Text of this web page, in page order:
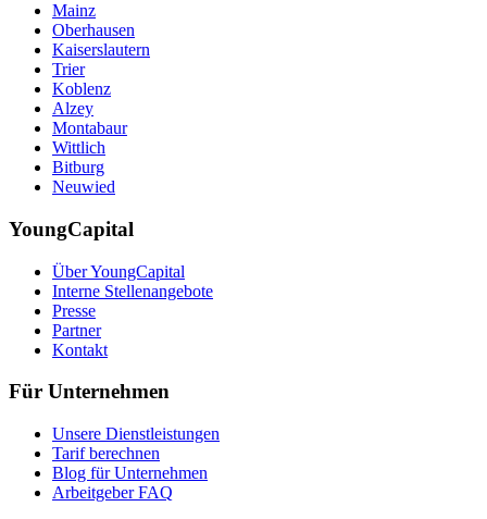
Mainz
Oberhausen
Kaiserslautern
Trier
Koblenz
Alzey
Montabaur
Wittlich
Bitburg
Neuwied
YoungCapital
Über YoungCapital
Interne Stellenangebote
Presse
Partner
Kontakt
Für Unternehmen
Unsere Dienstleistungen
Tarif berechnen
Blog für Unternehmen
Arbeitgeber FAQ